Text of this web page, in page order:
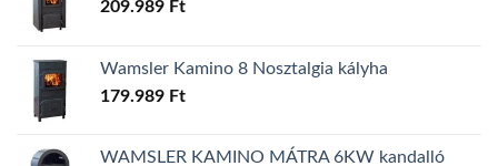
209.989 Ft
Wamsler Kamino 8 Nosztalgia kályha
179.989 Ft
WAMSLER KAMINO MÁTRA 6KW kandalló